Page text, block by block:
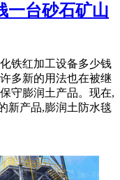
一台砂石矿山
铁红加工设备多少钱
多新的用法也在被继
守膨润土产品。现在,
新产品,膨润土防水毯